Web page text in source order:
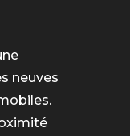
neuves